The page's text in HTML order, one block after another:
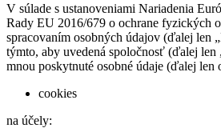
V súlade s ustanoveniami Nariadenia
Rady EU 2016/679 o ochrane fyzických
spracovaním osobných údajov (ďalej len
týmto, aby uvedená spoločnosť (ďalej len
mnou poskytnuté osobné údaje (ďalej len
cookies
na účely: